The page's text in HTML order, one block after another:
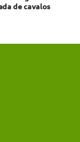
de cavalos